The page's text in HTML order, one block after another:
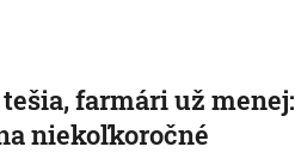
farmári už menej:
niekoľkoročné